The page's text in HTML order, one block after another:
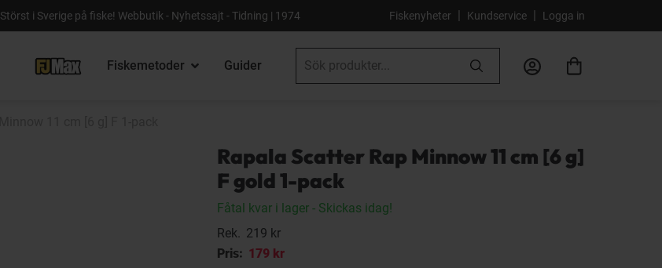
Störst i Sverige på fiske! Webbutik - Nyhetssajt - Tidning | 1974 Fiskenyheter | Kundservice | Logga in
Fiskemetoder Guider
Rapala Scatter Rap Minnow 11 cm [6 g]
F gold 1-pack
Fåtal kvar i lager - Skickas idag!
Rek. 219 kr
Pris: 179 kr